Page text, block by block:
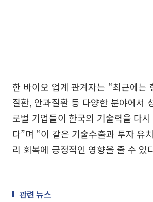
한 바이오 업계 관계자는 “최근에는
질환, 안과질환 등 다양한 분야에서
로벌 기업들이 한국의 기술력을 다
다”며 “이 같은 기술수출과 투자 유
리 회복에 긍정적인 영향을 줄 수 있
관련 뉴스